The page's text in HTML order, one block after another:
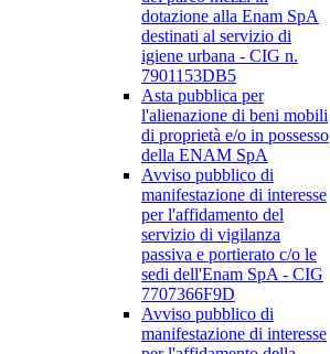
dotazione alla Enam SpA
destinati al servizio di
igiene urbana - CIG n.
7901153DB5
Asta pubblica per
l'alienazione di beni mobili
di proprietà e/o in possesso
della ENAM SpA
Avviso pubblico di
manifestazione di interesse
per l'affidamento del
servizio di vigilanza
passiva e portierato c/o le
sedi dell'Enam SpA - CIG
7707366F9D
Avviso pubblico di
manifestazione di interesse